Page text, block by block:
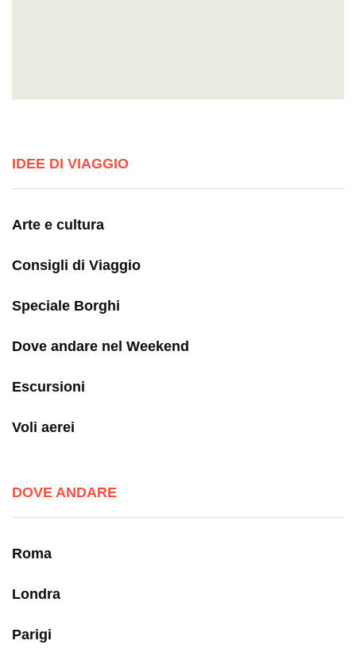
IDEE DI VIAGGIO
Arte e cultura
Consigli di Viaggio
Speciale Borghi
Dove andare nel Weekend
Escursioni
Voli aerei
DOVE ANDARE
Roma
Londra
Parigi